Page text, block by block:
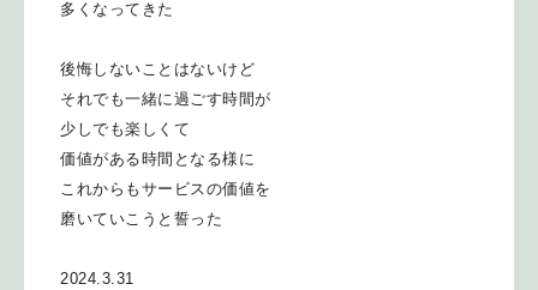
多くなってきた
後悔しないことはないけど
それでも一緒に過ごす時間が
少しでも楽しくて
価値がある時間となる様に
これからもサービスの価値を
磨いていこうと誓った
2024.3.31